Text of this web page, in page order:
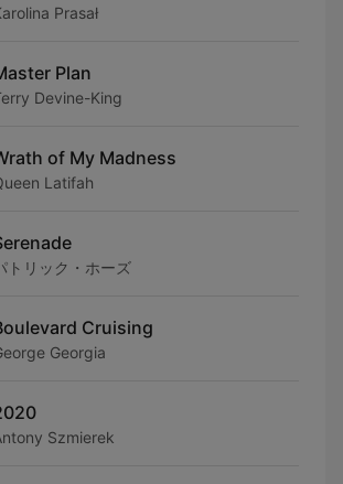
Prasał
Plan
Devine-King
of My Madness
Latifah
トリック・ホーズ
Cruising
Georgia
Szmierek